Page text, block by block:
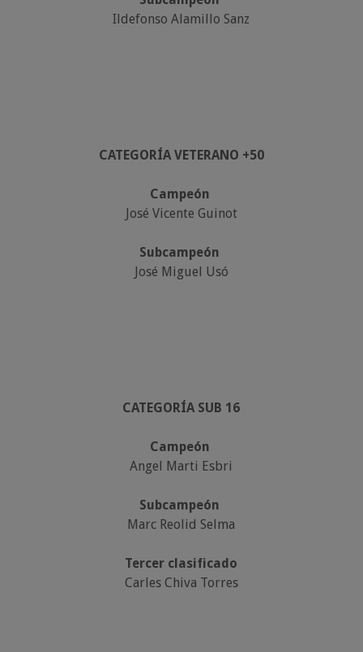
Ildefonso Alamillo Sanz
CATEGORÍA VETERANO +50
Campeón
José Vicente Guinot
Subcampeón
José Miguel Usó
CATEGORÍA SUB 16
Campeón
Angel Marti Esbri
Subcampeón
Marc Reolid Selma
Tercer clasificado
Carles Chiva Torres